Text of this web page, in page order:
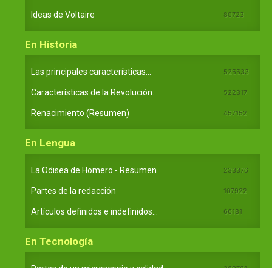
Ideas de Voltaire 80723
En Historia
Las principales características... 525533
Características de la Revolución... 522317
Renacimiento (Resumen) 457152
En Lengua
La Odisea de Homero - Resumen 233376
Partes de la redacción 107922
Artículos definidos e indefinidos... 66181
En Tecnología